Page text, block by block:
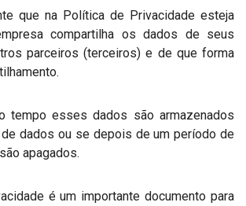
que na Política de Privacidade esteja
compartilha os dados de seus
parceiros (terceiros) e de que forma
tempo esses dados são armazenados
dados ou se depois de um período de
apagados.
é um importante documento para